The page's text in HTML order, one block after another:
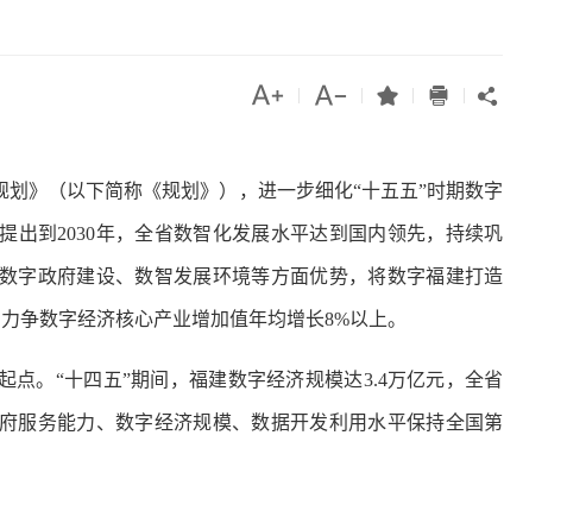
    
》（以下简称《规划》），进一步细化“十五五”时期数字
出到2030年，全省数智化发展水平达到国内领先，持续巩
字政府建设、数智发展环境等方面优势，将数字福建打造
争数字经济核心产业增加值年均增长8%以上。
点。“十四五”期间，福建数字经济规模达3.4万亿元，全省
服务能力、数字经济规模、数据开发利用水平保持全国第